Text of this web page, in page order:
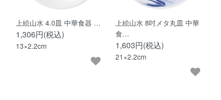
上絵山水 4.0皿 中華食器 …
1,306円(税込)
13×2.2cm
上絵山水 8吋メタ丸皿 中華
食…
1,603円(税込)
21×2.2cm